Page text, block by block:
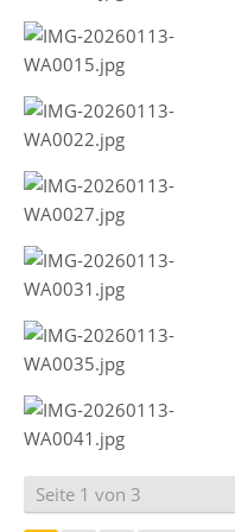
Seite 1 von 3